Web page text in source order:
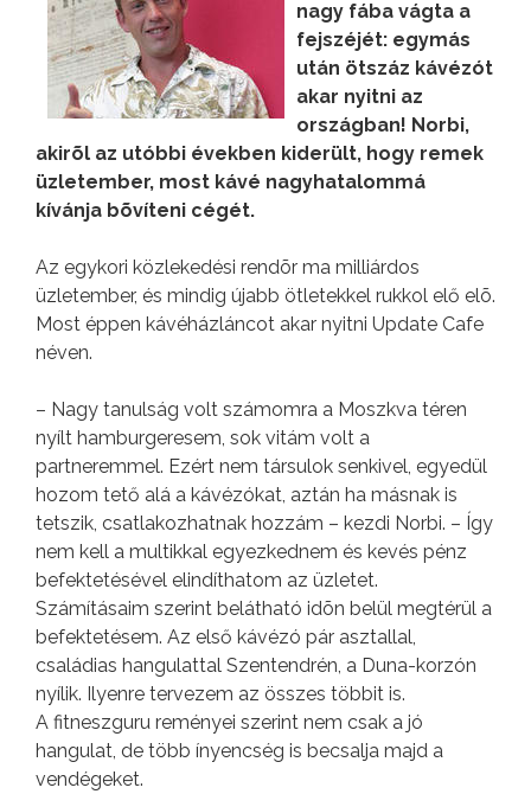
nagy fába vágta a
fejszéjét: egymás
után ötszáz kávézót
akar nyitni az
országban! Norbi,
akirõl az utóbbi években kiderült, hogy remek
üzletember, most kávé nagyhatalommá
kívánja bõvíteni cégét.
Az egykori közlekedési rendõr ma milliárdos
üzletember, és mindig újabb ötletekkel rukkol elő elõ.
Most éppen kávéházláncot akar nyitni Update Cafe
néven.
– Nagy tanulság volt számomra a Moszkva téren
nyílt hamburgeresem, sok vitám volt a
partneremmel. Ezért nem társulok senkivel, egyedül
hozom tető alá a kávézókat, aztán ha másnak is
tetszik, csatlakozhatnak hozzám – kezdi Norbi. – Így
nem kell a multikkal egyezkednem és kevés pénz
befektetésével elindíthatom az üzletet.
Számításaim szerint belátható idõn belül megtérül a
befektetésem. Az első kávézó pár asztallal,
családias hangulattal Szentendrén, a Duna-korzón
nyílik. Ilyenre tervezem az összes többit is.
A fitneszguru reményei szerint nem csak a jó
hangulat, de több ínyencség is becsalja majd a
vendégeket.